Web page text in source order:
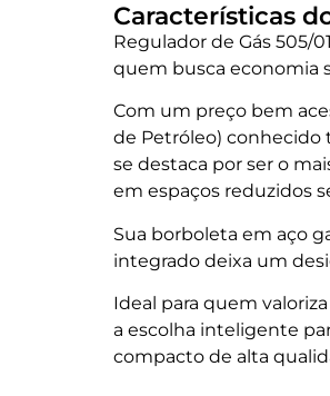
Características
Regulador de Gás 505/
quem busca economia
Com um preço bem
de Petróleo) conhecido
se destaca por ser o
em espaços reduzidos
Sua borboleta em aço
integrado deixa um
Ideal para quem
a escolha inteligente
compacto de alta